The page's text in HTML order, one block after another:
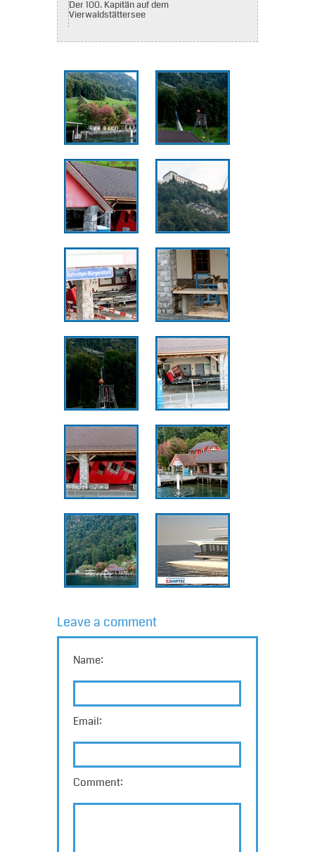
Der 100. Kapitän auf dem
Vierwaldstättersee
Leave a comment
Name:
Email:
Comment: